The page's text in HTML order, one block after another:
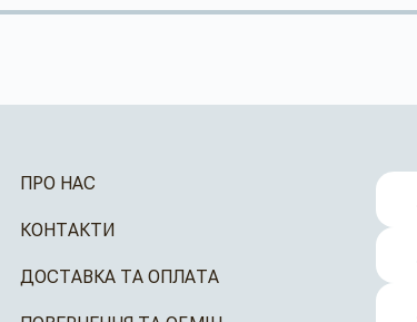
ПРО НАС
КОНТАКТИ
ДОСТАВКА ТА ОПЛАТА